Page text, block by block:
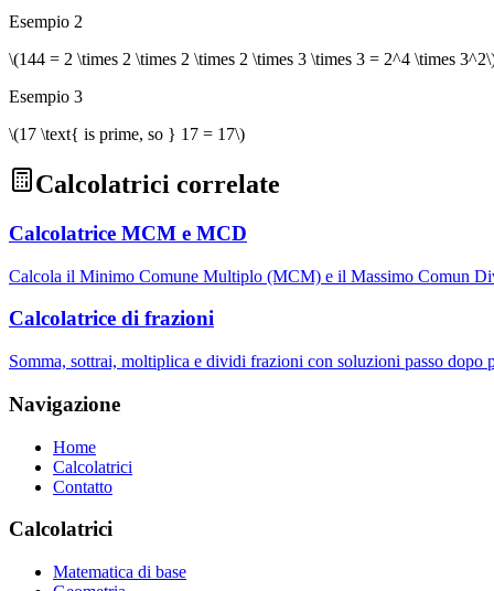
Esempio 2
\(144 = 2 \times 2 \times 2 \times 2 \times 3 \times 3 = 2^4 \times
Esempio 3
\(17 \text{ is prime, so } 17 = 17\)
Calcolatrici correlate
Calcolatrice MCM e MCD
Calcola il Minimo Comune Multiplo (MCM) e il Massimo Comun
Calcolatrice di frazioni
Somma, sottrai, moltiplica e dividi frazioni con soluzioni passo dopo
Navigazione
Home
Calcolatrici
Contatto
Calcolatrici
Matematica di base